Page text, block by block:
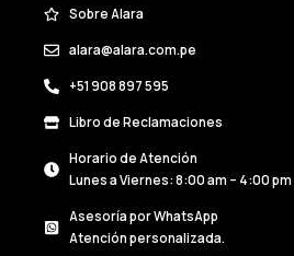
Sobre Alara
alara@alara.com.pe
+51 908 897 595
Libro de Reclamaciones
Horario de Atención
Lunes a Viernes: 8:00 am – 4:00 pm
Asesoría por WhatsApp
Atención personalizada.